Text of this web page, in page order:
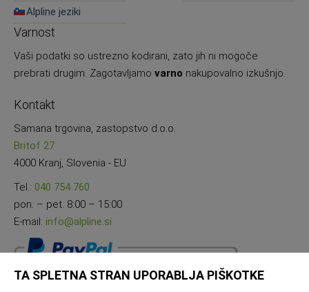
Alpline jeziki
Varnost
Vaši podatki so ustrezno kodirani, zato jih ni mogoče
prebrati drugim. Zagotavljamo varno nakupovalno izkušnjo.
Kontakt
Samana trgovina, zastopstvo d.o.o.
Britof 27
4000 Kranj, Slovenia - EU
Tel.: 040 754 760
pon. – pet. 8:00 – 15:00
E-mail: info@alpline.si
TA SPLETNA STRAN UPORABLJA PIŠKOTKE